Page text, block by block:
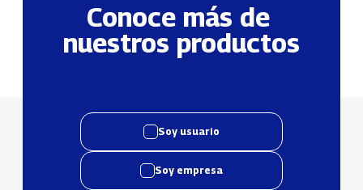
Conoce más de
nuestros productos
Soy usuario
Soy empresa